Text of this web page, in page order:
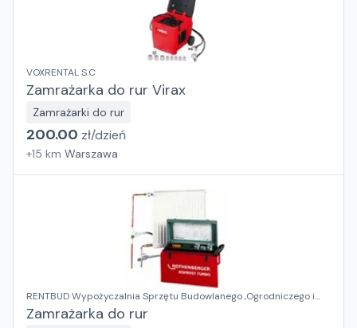
VOXRENTAL S.C
Zamrażarka do rur Virax
Zamrażarki do rur
200.00 zł/dzień
+15 km Warszawa
RENTBUD Wypożyczalnia Sprzętu Budowlanego ,Ogrodniczego i
Elektronarzędzi
Zamrażarka do rur